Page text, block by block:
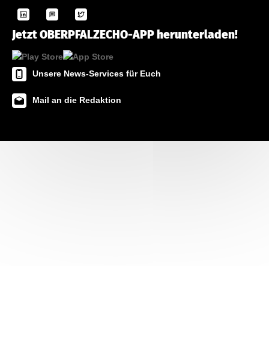
Jetzt OBERPFALZECHO-APP herunterladen!
Unsere News-Services für Euch
Mail an die Redaktion